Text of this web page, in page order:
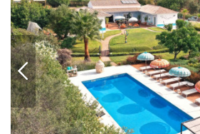
VORIGE